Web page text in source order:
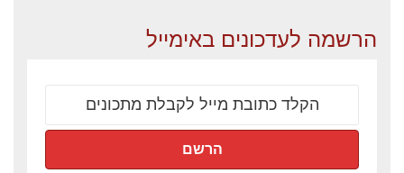
הרשמה לעדכונים באימייל